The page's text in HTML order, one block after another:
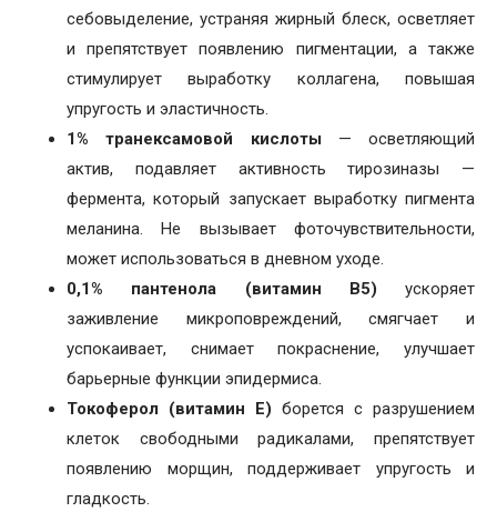
себовыделение, устраняя жирный блеск, осветляет
и препятствует появлению пигментации, а также
стимулирует выработку коллагена, повышая
упругость и эластичность.
1% транексамовой кислоты— осветляющий
актив, подавляет активность тирозиназы —
фермента, который запускает выработку пигмента
меланина. Не вызывает фоточувствительности,
может использоваться в дневном уходе.
0,1% пантенола (витамин B5) ускоряет
заживление микроповреждений, смягчает и
успокаивает, снимает покраснение, улучшает
барьерные функции эпидермиса.
Токоферол (витамин E) борется с разрушением
клеток свободными радикалами, препятствует
появлению морщин, поддерживает упругость и
гладкость.